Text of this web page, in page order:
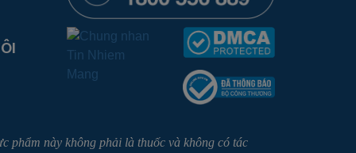
phẩm này không phải là thuốc và không có tác